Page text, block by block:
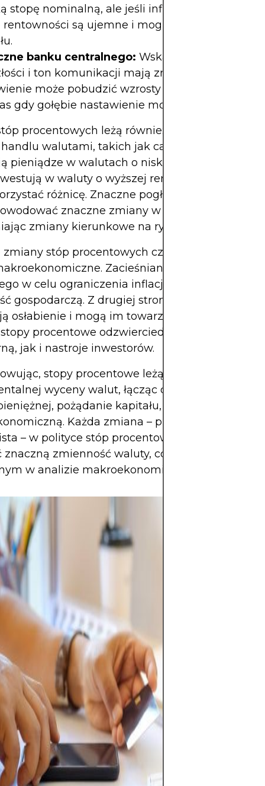
stopę nominalną, ale jeśli inflacja jest jeszcze
rentowności są ujemne i mogą zniechęcać do
banku centralnego: Wskazówki dotyczące
i ton komunikacji mają znaczenie.
może pobudzić wzrosty na rynku
gdy gołębie nastawienie może osłabić walutę.
procentowych leżą również u podstaw
walutami, takich jak carry trade
pieniądze w walutach o niskiej rentowności
w waluty o wyższej rentowności (np.
różnicę. Znaczne pogłębienie się tych
znaczne zmiany w przepływach
zmiany kierunkowe na rynkach
zmiany stóp procentowych często sygnalizują
Zacieśnianie polityki banku
w celu ograniczenia inflacji może sugerować
gospodarczą. Z drugiej strony, obniżki stóp
osłabienie i mogą im towarzyszyć deprecjacja
procentowe odzwierciedlają zarówno
jak i nastroje inwestorów.
stopy procentowe leżą u podstaw
wyceny walut, łącząc oczekiwania
pożądanie kapitału, prognozy
Każda zmiana – przewidywana lub
– w polityce stóp procentowych danego kraju
znaczną zmienność waluty, co czyni ten
w analizie makroekonomicznej rynku